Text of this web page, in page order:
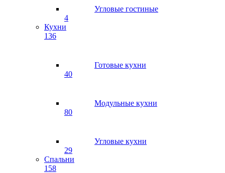
Угловые гостиные
4
Кухни
136
Готовые кухни
40
Модульные кухни
80
Угловые кухни
29
Спальни
158